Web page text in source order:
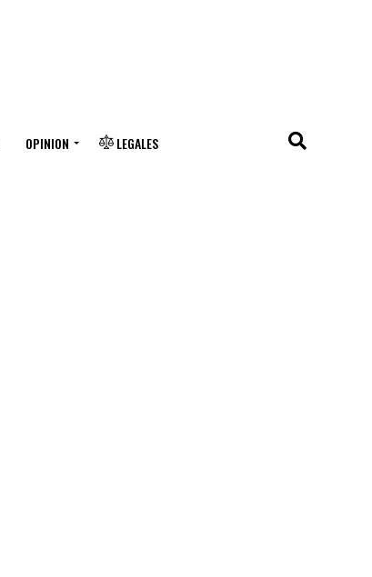
OPINION LEGALES